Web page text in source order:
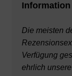
Information
Die meisten
Verfügung
ehrlich